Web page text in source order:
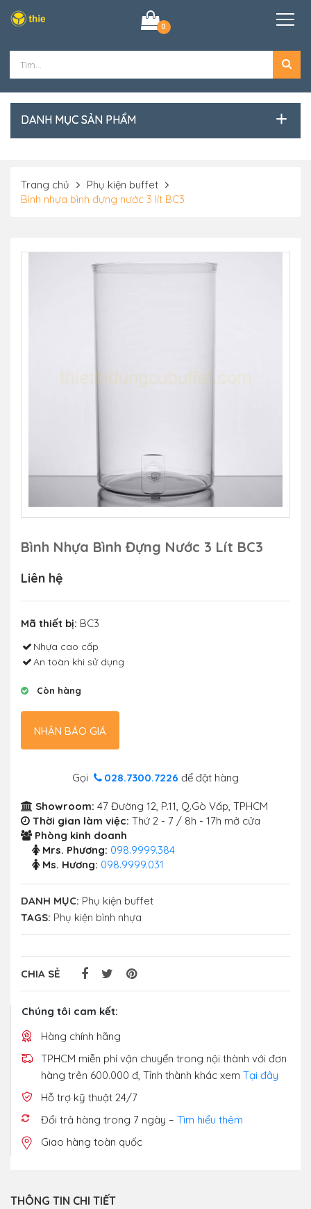
0
DANH MỤC SẢN PHẨM
Trang chủ
Phụ kiện buffet
Bình nhựa bình đựng nước 3 lít BC3
Bình Nhựa Bình Đựng Nước 3 Lít BC3
Liên hệ
Mã thiết bị: BC3
Nhựa cao cấp
An toàn khi sử dụng
Còn hàng
NHẬN BÁO GIÁ
Gọi 028.7300.7226 để đặt hàng
Showroom: 47 Đường 12, P.11, Q.Gò Vấp, TPHCM
Thời gian làm việc: Thứ 2 - 7 / 8h - 17h mở cửa
Phòng kinh doanh
Mrs. Phương: 098.9999.384
Ms. Hương: 098.9999.031
DANH MỤC: Phụ kiện buffet
TAGS: Phụ kiện bình nhựa
CHIA SẺ
Chúng tôi cam kết:
Hàng chính hãng
TPHCM miễn phí vận chuyển trong nội thành với đơn
hàng trên 600.000 đ, Tỉnh thành khác xem Tại đây
Hỗ trợ kỹ thuật 24/7
Đổi trả hàng trong 7 ngày – Tìm hiểu thêm
Giao hàng toàn quốc
THÔNG TIN CHI TIẾT